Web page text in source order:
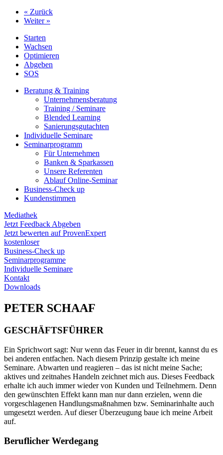
« Zurück
Weiter »
Starten
Wachsen
Optimieren
Abgeben
SOS
Beratung & Training
Unternehmens­beratung
Training / Seminare
Blended Learning
Sanierungs­gutachten
Individuelle Seminare
Seminarprogramm
Für Unternehmen
Banken & Sparkassen
Unsere Referenten
Ablauf Online-Seminar
Business-Check up
Kundenstimmen
Mediathek
Jetzt Feedback Abgeben
Jetzt bewerten auf ProvenExpert
kostenloser
Business-Check up
Seminarprogramme
Individuelle Seminare
Kontakt
Downloads
PETER SCHAAF
GESCHÄFTSFÜHRER
Ein Sprichwort sagt: Nur wenn das Feuer in dir brennt, kannst du es
bei anderen entfachen. Nach diesem Prinzip gestalte ich meine
Seminare. Abwarten und reagieren – das ist nicht meine Sache;
aktives und zeitnahes Handeln zeichnet mich aus. Dieses Feedback
erhalte ich auch immer wieder von Kunden und Teilnehmern. Denn
den gewünschten Effekt kann man nur dann erzielen, wenn die
vorgeschlagenen Handlungsmaßnahmen bzw. Seminarinhalte auch
umgesetzt werden. Auf dieser Überzeugung baue ich meine Arbeit
auf.
Beruflicher Werdegang